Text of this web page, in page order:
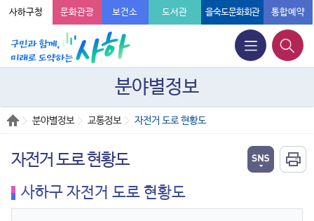
사하구청 문화관광 보건소 도서관 을숙도문화회관 통합예약
분야별정보
분야별정보 교통정보 자전거 도로 현황도
자전거 도로 현황도
사하구 자전거 도로 현황도